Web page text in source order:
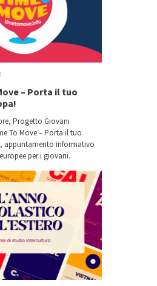
– Porta il tuo
Progetto Giovani
To Move – Porta il tuo
appuntamento informativo
per i giovani.